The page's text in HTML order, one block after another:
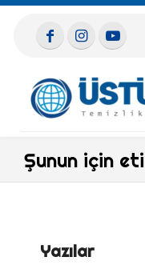
Şunun için
Yazılar